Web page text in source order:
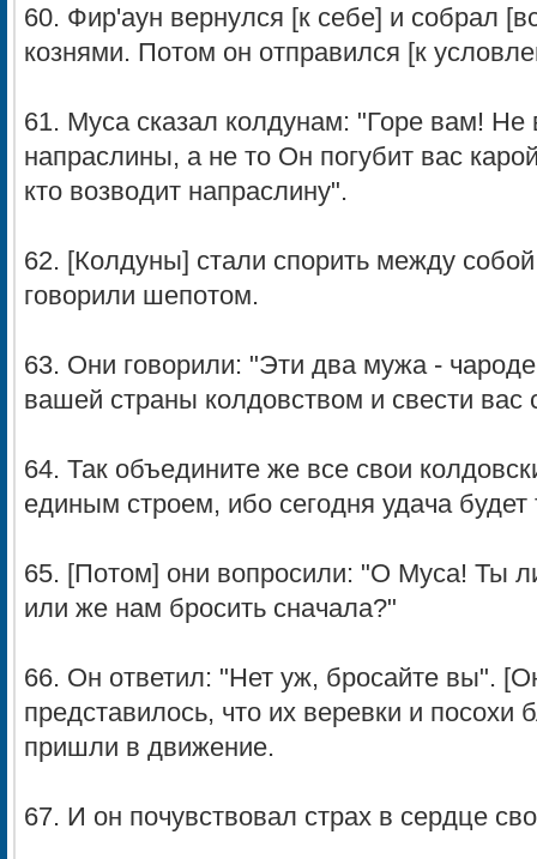
60. Фир'аун вернулся [к себе] и собрал
кознями. Потом он отправился [к
61. Муса сказал колдунам: "Горе вам! Не
напраслины, а не то Он погубит вас
кто возводит напраслину".
62. [Колдуны] стали спорить между
говорили шепотом.
63. Они говорили: "Эти два мужа -
вашей страны колдовством и свести вас
64. Так объедините же все свои
единым строем, ибо сегодня удача будет
65. [Потом] они вопросили: "О Муса! Ты
или же нам бросить сначала?"
66. Он ответил: "Нет уж, бросайте вы".
представилось, что их веревки и посохи
пришли в движение.
67. И он почувствовал страх в сердце